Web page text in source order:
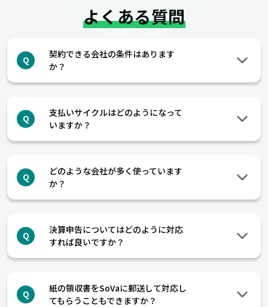
よくある質問
Q
契約できる会社の条件はあります
か？
Q
支払いサイクルはどのようになって
いますか？
Q
どのような会社が多く使っています
か？
Q
決算申告についてはどのように対応
すれば良いですか？
Q
紙の領収書をSoVaに郵送して対応し
てもらうこともできますか？